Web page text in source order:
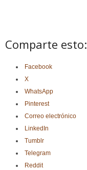
Comparte esto:
Facebook
X
WhatsApp
Pinterest
Correo electrónico
LinkedIn
Tumblr
Telegram
Reddit